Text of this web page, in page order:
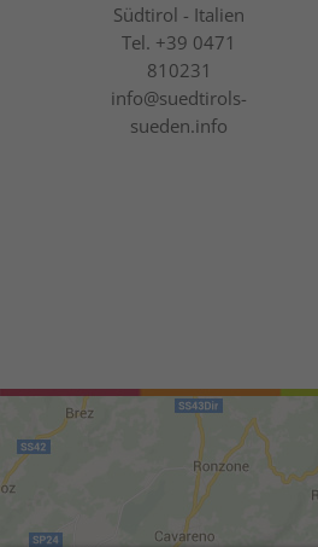
Südtirol - Italien
Tel. +39 0471
810231
info@suedtirols-
sueden.info